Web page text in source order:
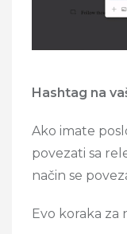
Hashtag na
Ako imate
povezati sa
način se
Evo koraka za